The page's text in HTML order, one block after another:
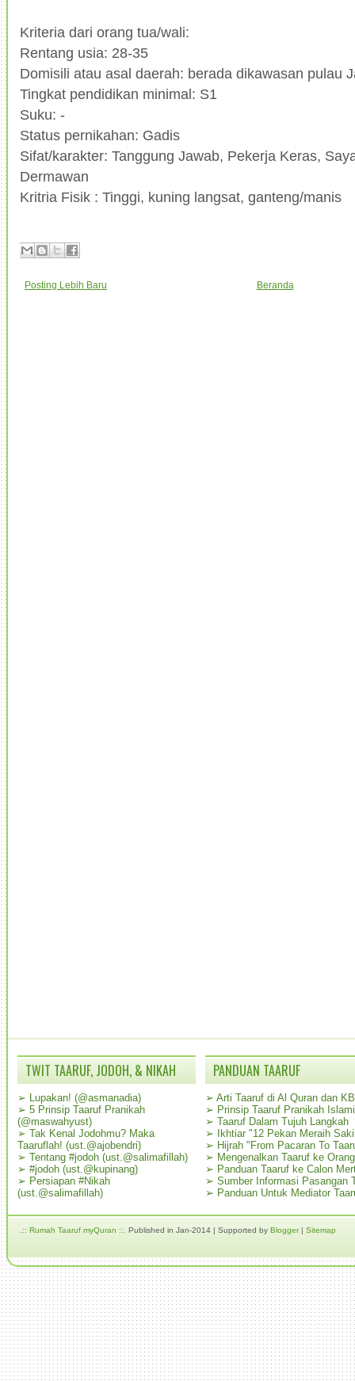
Kriteria dari orang tua/wali:
Rentang usia: 28-35
Domisili atau asal daerah: berada dikawasan pulau
Tingkat pendidikan minimal: S1
Suku: -
Status pernikahan: Gadis
Sifat/karakter: Tanggung Jawab, Pekerja Keras,
Dermawan
Kritria Fisik : Tinggi, kuning langsat, ganteng/manis
Posting Lebih Baru Beranda
TWIT TAARUF, JODOH, & NIKAH
➢ Lupakan! (@asmanadia)
➢ 5 Prinsip Taaruf Pranikah
(@maswahyust)
➢ Tak Kenal Jodohmu? Maka
Taaruflah! (ust.@ajobendri)
➢ Tentang #jodoh (ust.@salimafillah)
➢ #jodoh (ust.@kupinang)
➢ Persiapan #Nikah
(ust.@salimafillah)
PANDUAN TAARUF
➢ Arti Taaruf di Al Quran dan
➢ Prinsip Taaruf Pranikah Islami
➢ Taaruf Dalam Tujuh Langkah
➢
Ikhtiar "12 Pekan Meraih
➢ Hijrah "From Pacaran To
➢ Mengenalkan Taaruf ke
➢ Panduan Taaruf ke Calon
➢ Sumber Informasi Pasangan
➢ Panduan Untuk Mediator
.:: Rumah Taaruf myQuran ::. Published in Jan-2014 | Supported by Blogger| Sitemap